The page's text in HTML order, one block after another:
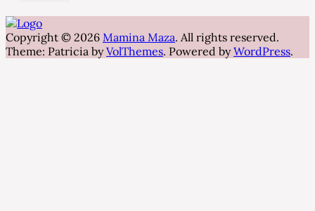
Copyright © 2026 Mamina Maza. All rights reserved.
Theme: Patricia byVolThemes. Powered byWordPress.